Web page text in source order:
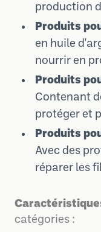
production
Produits
en huile
nourrir en
Produits
Contenant
protéger et
Produits
Avec des
réparer les
catégories :